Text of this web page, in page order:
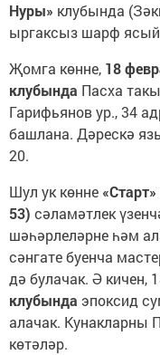
Нуры» клубында
ыргаксыз шарф
Җомга көнне, 18
клубында Пасха
Гарифьянов ур., 34
башлана. Дәрескә
20.
Шул ук көнне
53) сәламәтлек
шәһәрлеләрне һәм
сәнгате буенча
дә булачак. Ә кичен,
клубында эпоксид
алачак. Кунакларны
көтәләр.